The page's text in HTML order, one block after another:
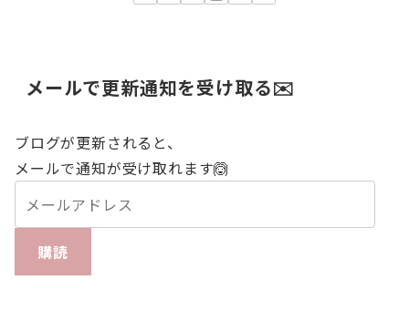
メールで更新通知を受け取る✉️
ブログが更新されると、
メールで通知が受け取れます🙆
購読